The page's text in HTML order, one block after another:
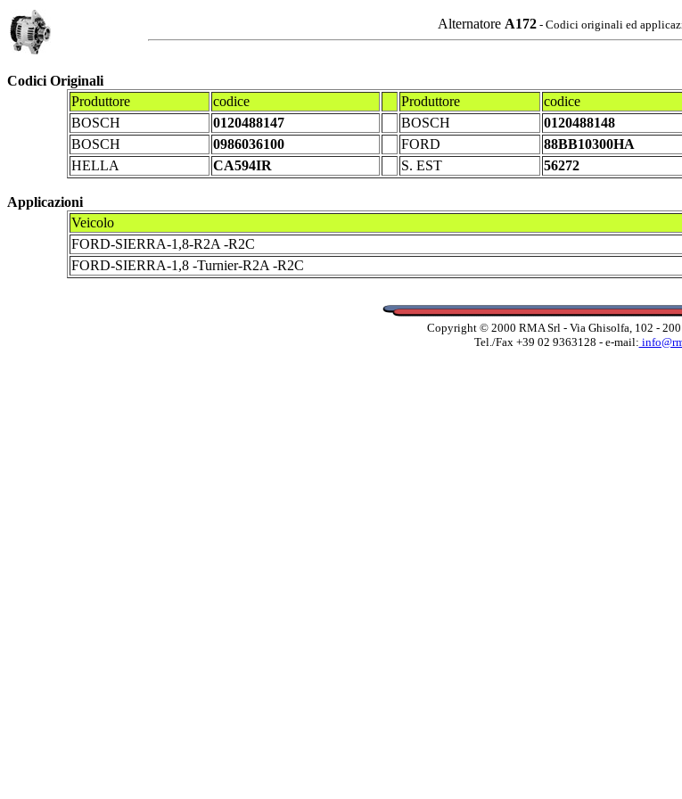
Alternatore A172- Codici originali ed
Codici Originali
Produttore
codice Produttore codice
BOSCH
0120488147 BOSCH 0120488148
BOSCH
0986036100 FORD 88BB10300HA
HELLA
CA594IR S. EST 56272
Applicazioni
Veicolo
FORD-SIERRA-1,8-R2A -R2C
FORD-SIERRA-1,8 -Turnier-R2A -R2C
Copyright © 2000 RMA Srl - Via Ghisolfa, 102 -
Tel./Fax +39 02 9363128 - e-mail: